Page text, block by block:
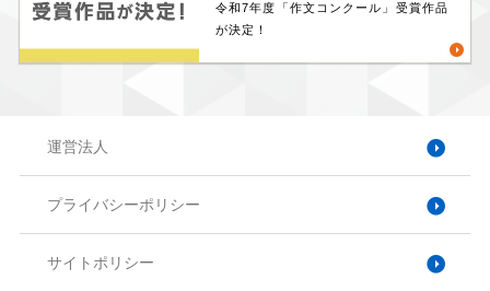
令和7年度「作文コンクール」受賞作品
が決定！
運営法人
プライバシーポリシー
サイトポリシー